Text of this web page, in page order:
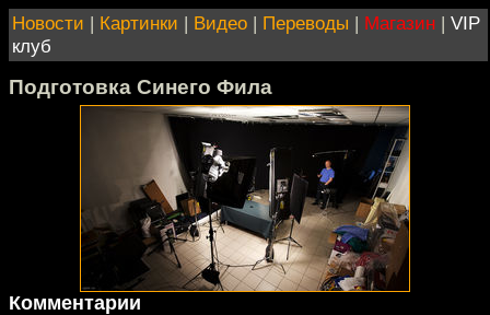
Новости | Картинки | Видео | Переводы | Магазин | VIP
клуб
Подготовка Синего Фила
Комментарии